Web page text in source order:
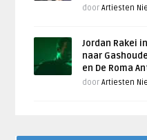
doorArtiesten
Jordan Rakei
naar
en De Roma
doorArtiesten